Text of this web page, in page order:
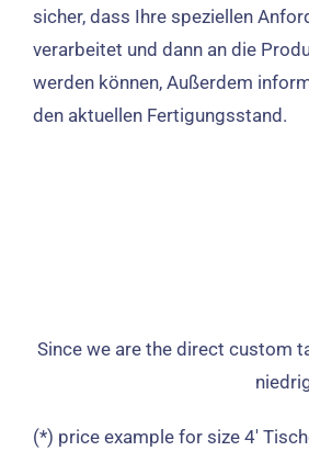
sicher, dass Ihre speziellen
verarbeitet und dann an die
werden können, Außerdem
den aktuellen Fertigungsstand.
Since we are the direct custom
(*) price example for size 4′